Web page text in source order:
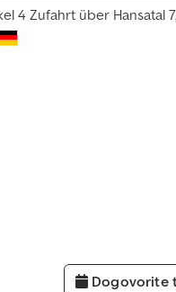
4 Zufahrt über Hansatal
Dogovorite